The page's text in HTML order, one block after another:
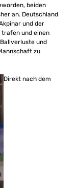
beiden
an. Deutschland
und der
trafen und einen
und
zu
Direkt nach dem